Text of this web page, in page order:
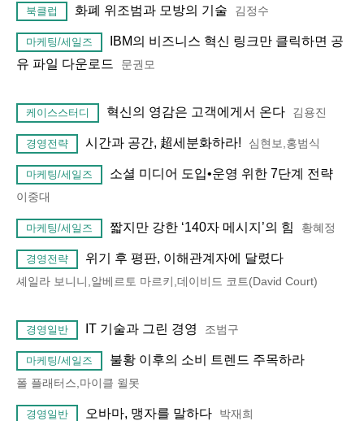
북클럽 화폐 위조범과 모방의 기술 김정수
마케팅/세일즈
IBM의 비즈니스 혁신 링크만 클릭하면 공
유 파일 다운로드
문권모
케이스스터디 혁신의 영감은 고객에게서 온다 김용진
경영전략 시간과 공간, 超세분화하라! 심현보,홍범식
마케팅/세일즈 소셜 미디어 도입•운영 위한 7단계 전략
이중대
마케팅/세일즈 짧지만 강한 ‘140자 메시지’의 힘 황혜정
경영전략 위기 후 평판, 이해관계자에 달렸다
셰일라 보니니,알베르토 마르키,데이비드 코트(David Court)
경영일반 IT 기술과 그린 경영 조범구
마케팅/세일즈 불황 이후의 소비 트렌드 주목하라
폴 플래터스,마이클 윌못
경영일반 오바마, 맹자를 말하다 박재희